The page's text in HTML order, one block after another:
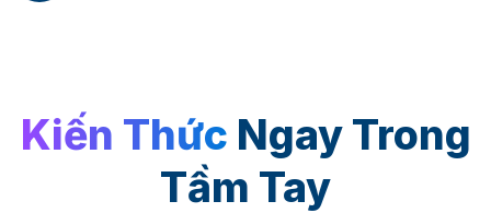
Kiến Thức Ngay Trong
Tầm Tay